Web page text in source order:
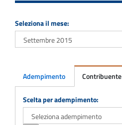
Seleziona il mese:
Adempimento Contribuente
Adempimento
Scelta per adempimento: